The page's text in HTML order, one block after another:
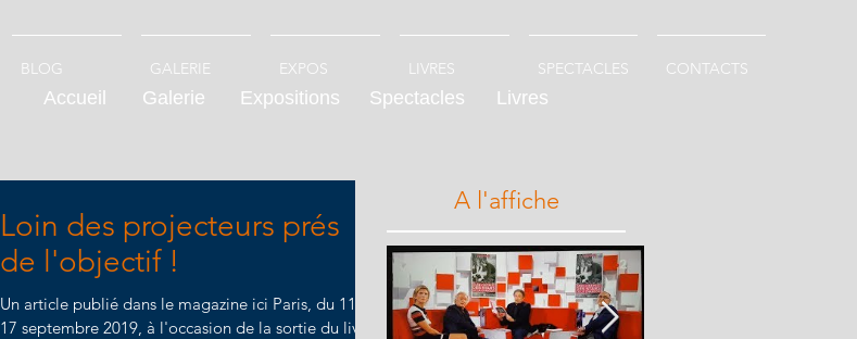
BLOG GALERIE EXPOS LIVRES SPECTACLES CONTACTS
Accueil Galerie Expositions
Loin des projecteurs prés
de l'objectif !
Un article publié dans le magazine ici Paris, du 11 au
17 septembre 2019, à l'occasion de la sortie du livre
Spectacles Livres
A l'affiche